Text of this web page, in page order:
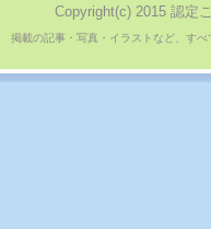
Copyright(c) 2015 認定
掲載の記事・写真・イラストなど、す